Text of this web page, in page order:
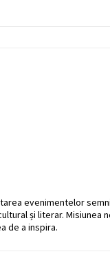
evenimentelor
și literar. Misiunea
de a inspira.